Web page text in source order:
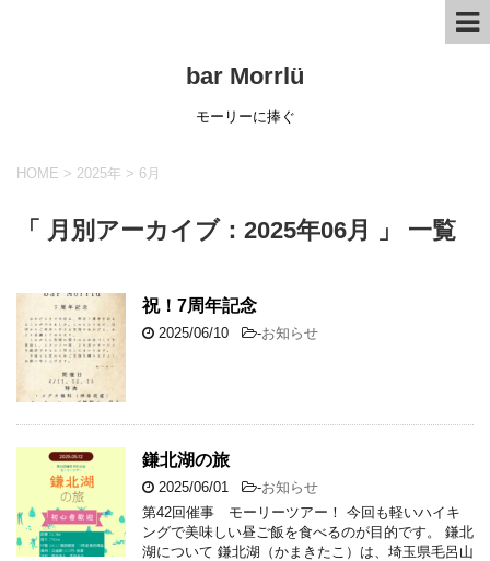
bar Morrlü
モーリーに捧ぐ
HOME > 2025年 > 6月
「 月別アーカイブ：2025年06月 」 一覧
祝！7周年記念
2025/06/10 -お知らせ
鎌北湖の旅
2025/06/01 -お知らせ
第42回催事 モーリーツアー！ 今回も軽いハイキ
ングで美味しい昼ご飯を食べるのが目的です。 鎌北
湖について 鎌北湖（かまきたこ）は、埼玉県毛呂山